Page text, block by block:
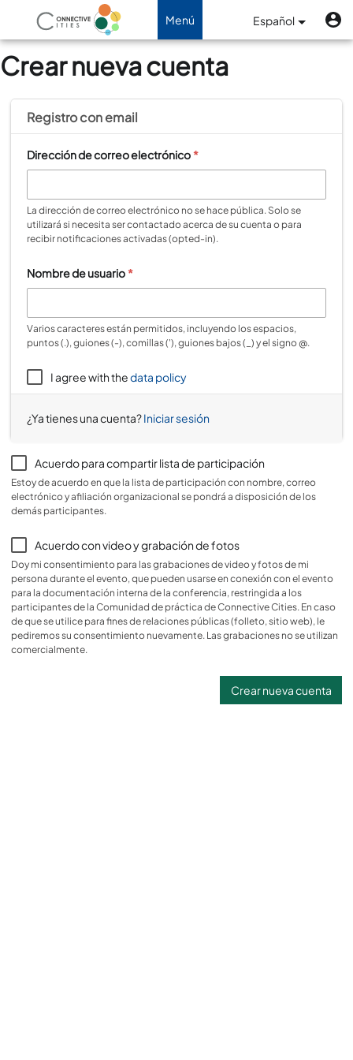
Pasar al contenido principal
Menú
Navegación de palanca
Español
Menú
de
cuenta
de
usuario
Crear nueva cuenta
Registro conemail
Dirección de correo electrónico*
La dirección de correo electrónico no se hace pública. Solo se
utilizará si necesita ser contactado acerca de su cuenta o para
recibir notificaciones activadas (opted-in).
Nombre de usuario*
Varios caracteres están permitidos, incluyendo los espacios,
puntos (.), guiones (-), comillas ('), guiones bajos (_) y el signo @.
I agree with thedata policy
¿Ya tienes una cuenta?Iniciar sesión
Acuerdo para compartir lista de participación
Estoy de acuerdo en que la lista de participación con nombre, correo
electrónico y afiliación organizacional se pondrá a disposición de los
demás participantes.
Acuerdo con video y grabación de fotos
Doy mi consentimiento para las grabaciones de video y fotos de mi
persona durante el evento, que pueden usarse en conexión con el evento
para la documentación interna de la conferencia, restringida a los
participantes de la Comunidad de práctica de Connective Cities. En caso
de que se utilice para fines de relaciones públicas (folleto, sitio web), le
pediremos su consentimiento nuevamente. Las grabaciones no se utilizan
comercialmente.
Crear nueva cuenta